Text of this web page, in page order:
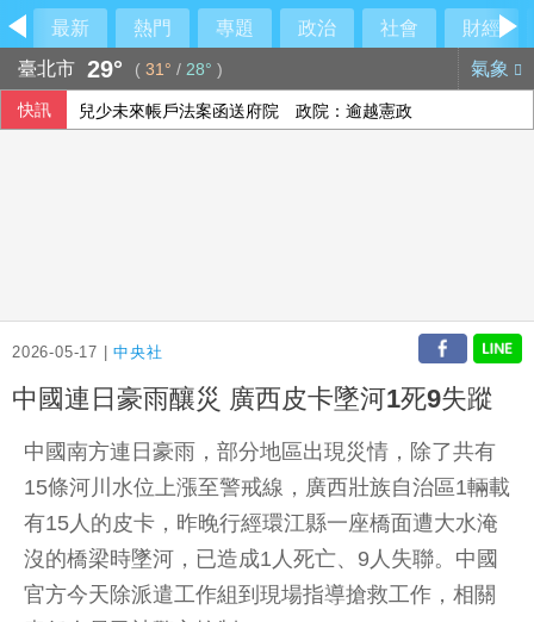
最新 熱門 專題 政治 社會
財經
臺北市 29° ( 31° / 28° ) 氣象
快訊 兒少未來帳戶法案函送府院 政院：逾越憲政
2026-05-17 |中央社
中國連日豪雨釀災 廣西皮卡墜河1死9失蹤
中國南方連日豪雨，部分地區出現災情，除了共有
15條河川水位上漲至警戒線，廣西壯族自治區1輛載
有15人的皮卡，昨晚行經環江縣一座橋面遭大水淹
沒的橋梁時墜河，已造成1人死亡、9人失聯。中國
官方今天除派遣工作組到現場指導搶救工作，相關